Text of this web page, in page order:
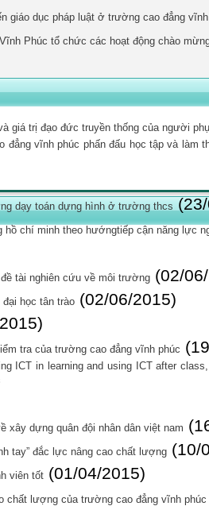
giáo dục pháp luật ở trường cao đẳng
Phúc tổ chức các hoạt động chào
giá trị đạo đức truyền thống của người
đẳng vĩnh phúc phấn đấu học tập và làm
dạy toán dựng hình ở trường thcs
hồ chí minh theo hướngtiếp cận năng lực
đề tài nghiên cứu về môi trường (02/
đại học tân trào (02/06/2015)
tra của trường cao đẳng vĩnh phúc
ICT in learning and using ICT after
xây dựng quân đội nhân dân việt nam
tay” đắc lực nâng cao chất lượng (10/
viên tốt (01/04/2015)
chất lượng của trường cao đẳng vĩnh phúc